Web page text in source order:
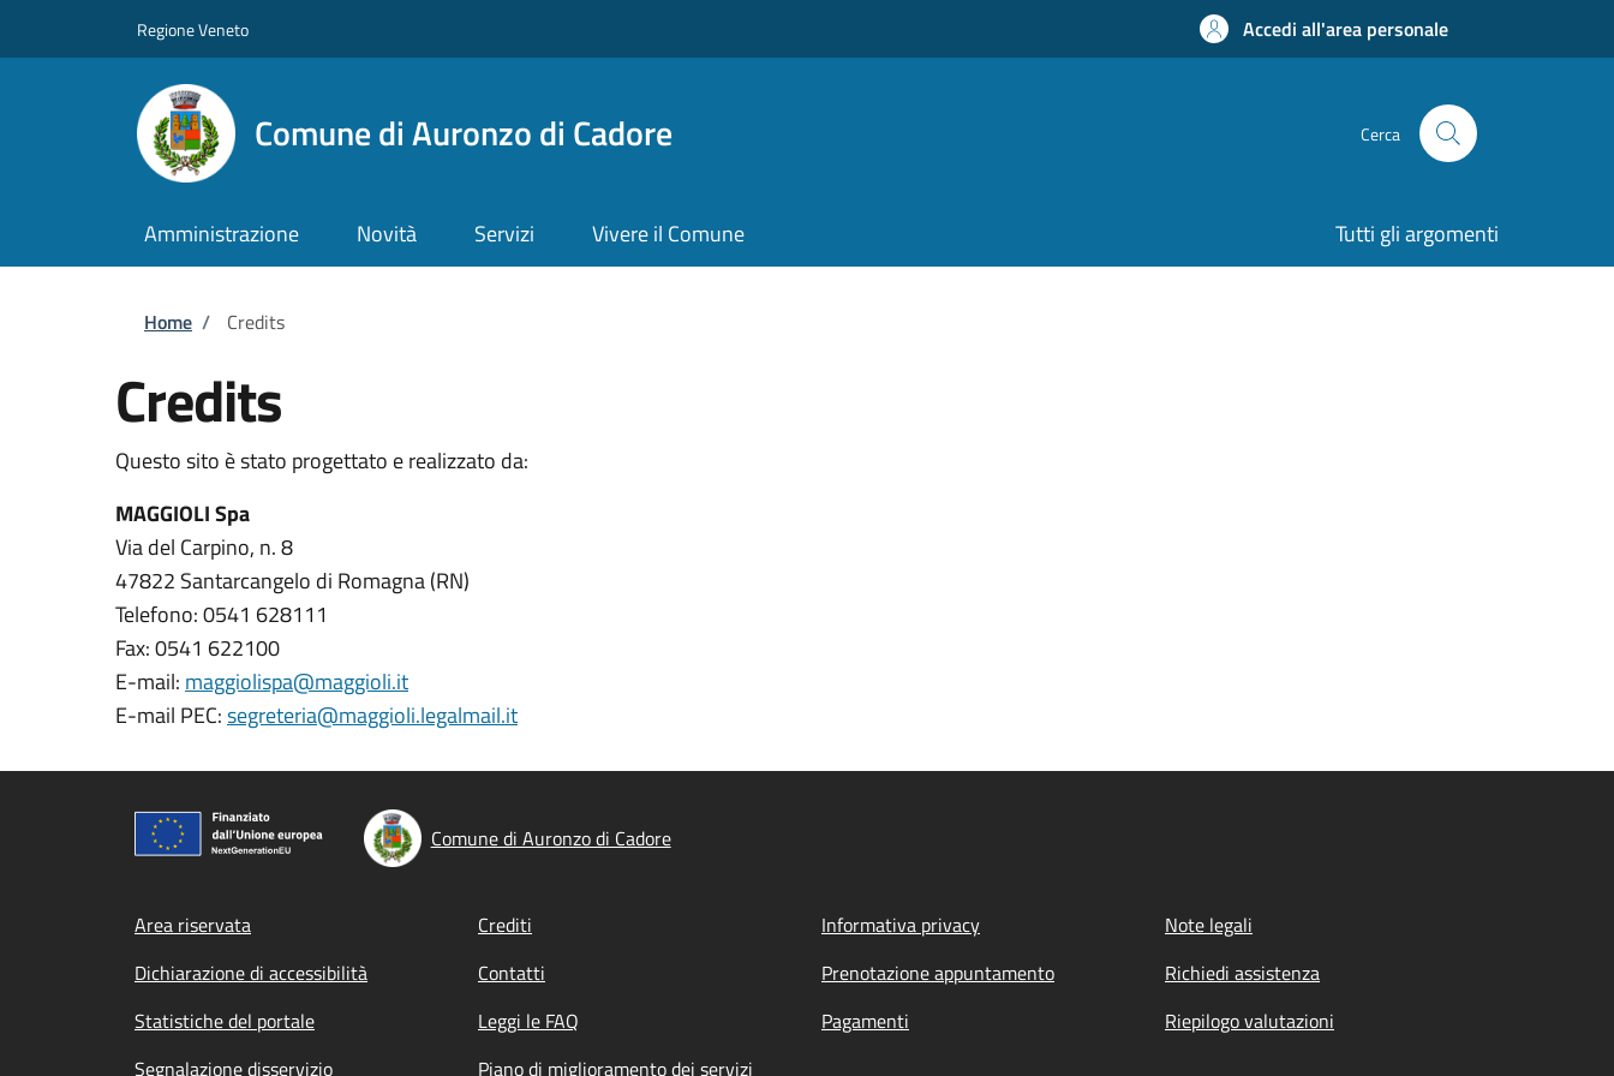
Regione Veneto Accedi all'area personale
Comune di Auronzo di Cadore Cerca
Amministrazione Novità Servizi Vivere il Comune Tutti gli argomenti
Briciole di pane
Home / Credits
Credits
Questo sito è stato progettato e realizzato da:
MAGGIOLI Spa
Via del Carpino, n. 8
47822 Santarcangelo di Romagna (RN)
Telefono: 0541 628111
Fax: 0541 622100
E-mail: maggiolispa@maggioli.it
E-mail PEC:segreteria@maggioli.legalmail.it
Comune di Auronzo di Cadore
Footer menu
Area riservata Crediti Informativa privacy
Note legali
Dichiarazione di accessibilità
Contatti Prenotazione appuntamento
Richiedi assistenza
Statistiche del portale
Leggi le FAQ Pagamenti
Riepilogo valutazioni
Segnalazione disservizio
Piano di miglioramento dei servizi